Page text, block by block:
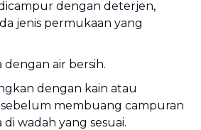
dengan deterjen,
jenis permukaan yang
dengan air bersih.
dengan kain atau
membuang campuran
di wadah yang sesuai.